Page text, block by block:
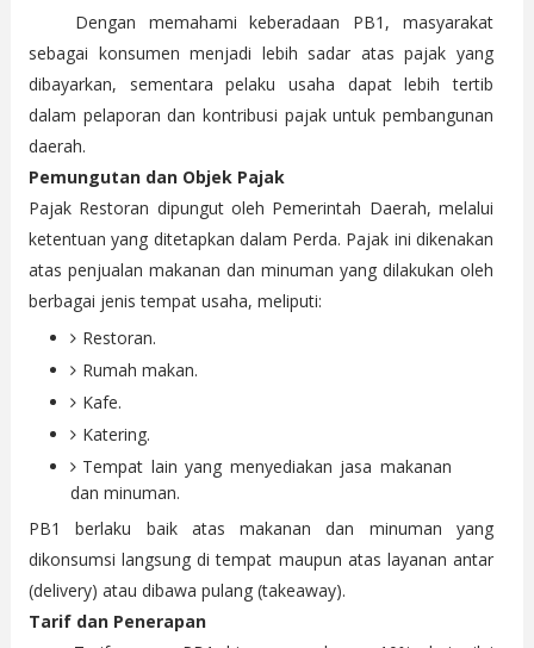
Dengan memahami keberadaan PB1, masyarakat
sebagai konsumen menjadi lebih sadar atas pajak yang
dibayarkan, sementara pelaku usaha dapat lebih tertib
dalam pelaporan dan kontribusi pajak untuk pembangunan
daerah.
Pemungutan dan Objek Pajak
Pajak Restoran dipungut oleh Pemerintah Daerah, melalui
ketentuan yang ditetapkan dalam Perda. Pajak ini dikenakan
atas penjualan makanan dan minuman yang dilakukan oleh
berbagai jenis tempat usaha, meliputi:
Restoran.
Rumah makan.
Kafe.
Katering.
Tempat lain yang menyediakan jasa makanan
dan minuman.
PB1 berlaku baik atas makanan dan minuman yang
dikonsumsi langsung di tempat maupun atas layanan antar
(delivery) atau dibawa pulang (takeaway).
Tarif dan Penerapan